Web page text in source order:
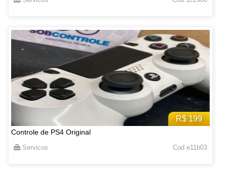
R$ 199
Controle de PS4 Original
Servicos Cod e11b03